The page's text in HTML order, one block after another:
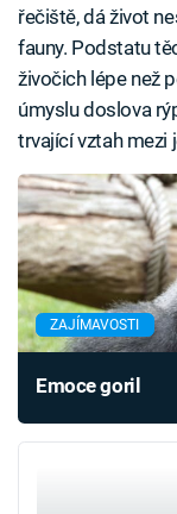
řečiště, dá život
fauny. Podstatu
živočich lépe než
úmyslu doslova
trvající vztah mezi
ZAJÍMAVOSTI
Emoce goril